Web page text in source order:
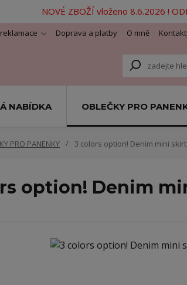
NOVÉ ZBOŽÍ vloženo 8.6.2026 !
Doprava a platby O mně
NABÍDKA OBLEČKY PRO
PRO PANENKY 3 colors option! Denim mini
option! Denim